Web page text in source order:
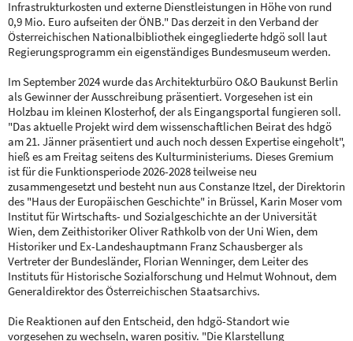
Infrastrukturkosten und externe Dienstleistungen in Höhe von rund
0,9 Mio. Euro aufseiten der ÖNB." Das derzeit in den Verband der
Österreichischen Nationalbibliothek eingegliederte hdgö soll laut
Regierungsprogramm ein eigenständiges Bundesmuseum werden.
Im September 2024 wurde das Architekturbüro O&O Baukunst Berlin
als Gewinner der Ausschreibung präsentiert. Vorgesehen ist ein
Holzbau im kleinen Klosterhof, der als Eingangsportal fungieren soll.
"Das aktuelle Projekt wird dem wissenschaftlichen Beirat des hdgö
am 21. Jänner präsentiert und auch noch dessen Expertise eingeholt",
hieß es am Freitag seitens des Kulturministeriums. Dieses Gremium
ist für die Funktionsperiode 2026-2028 teilweise neu
zusammengesetzt und besteht nun aus Constanze Itzel, der Direktorin
des "Haus der Europäischen Geschichte" in Brüssel, Karin Moser vom
Institut für Wirtschafts- und Sozialgeschichte an der Universität
Wien, dem Zeithistoriker Oliver Rathkolb von der Uni Wien, dem
Historiker und Ex-Landeshauptmann Franz Schausberger als
Vertreter der Bundesländer, Florian Wenninger, dem Leiter des
Instituts für Historische Sozialforschung und Helmut Wohnout, dem
Generaldirektor des Österreichischen Staatsarchivs.
Die Reaktionen auf den Entscheid, den hdgö-Standort wie
vorgesehen zu wechseln, waren positiv. "Die Klarstellung